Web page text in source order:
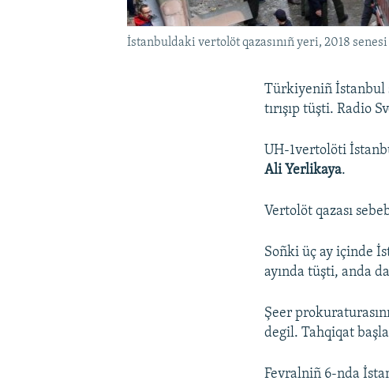
İstanbuldaki vertolöt qazasınıñ yeri, 2018 senesi
Türkiyeniñ İstanbul
tırışıp tüşti. Radio
UH-1vertolöti
Ali Yerlikaya.
Vertolöt qazası
Soñki üç ay içinde
ayında tüşti, anda
Şeer
degil. Tahqiqat
Fevralniñ 6-nda